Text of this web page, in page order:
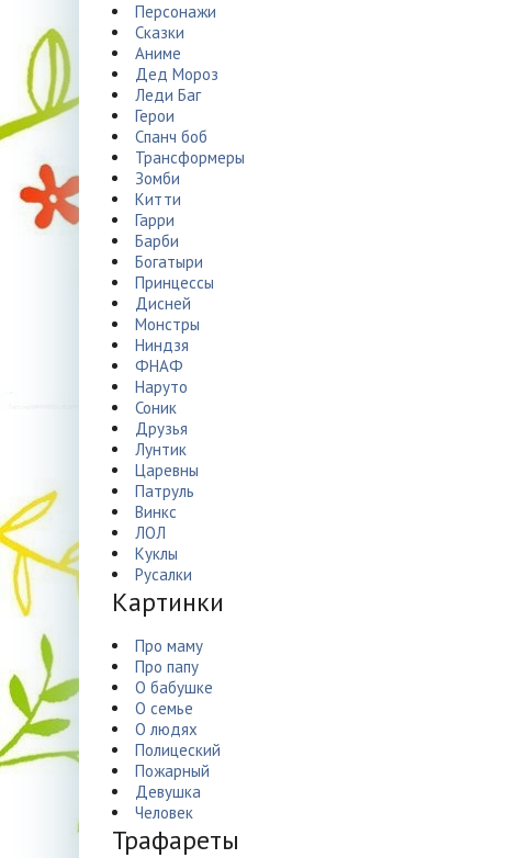
Персонажи
Сказки
Аниме
Дед Мороз
Леди Баг
Герои
Спанч боб
Трансформеры
Зомби
Китти
Гарри
Барби
Богатыри
Принцессы
Дисней
Монстры
Ниндзя
ФНАФ
Наруто
Соник
Друзья
Лунтик
Царевны
Патруль
Винкс
ЛОЛ
Куклы
Русалки
Картинки
Про маму
Про папу
О бабушке
О семье
О людях
Полицеский
Пожарный
Девушка
Человек
Трафареты